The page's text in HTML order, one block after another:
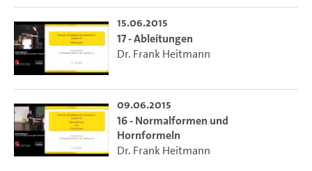
15.06.2015
17 - Ableitungen
Dr. Frank Heitmann
09.06.2015
16 - Normalformen und
Hornformeln
Dr. Frank Heitmann